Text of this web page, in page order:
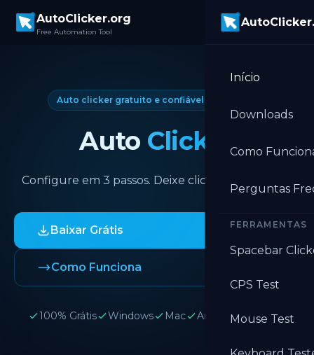
AutoClicker.org
Free Automation Tool
Início
Downloads
Como
Perguntas
FERRAMENTAS
Spacebar
CPS Test
Mouse Test
Auto clicker gratuito e confiável desde 2019
Auto Clicker
Configure em 3 passos. Deixe clicar para sempre.
Baixar Grátis
Como Funciona
100% Grátis Windows Mac Android Chrome